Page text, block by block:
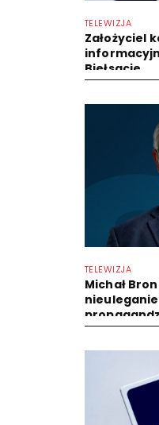
TELEWIZJA
Założyciel
Biełsacie
TELEWIZJA
Michał